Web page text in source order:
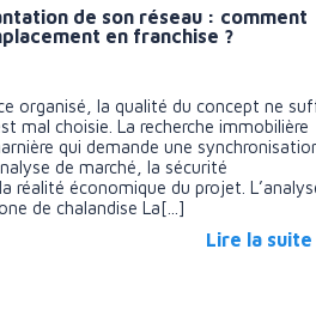
de son réseau : comment
en franchise ?
organisé, la qualité du concept ne
mal choisie. La recherche immobilière
qui demande une
de marché, la sécurité
réalité économique du projet.
de chalandise La[...]
Lire la suite